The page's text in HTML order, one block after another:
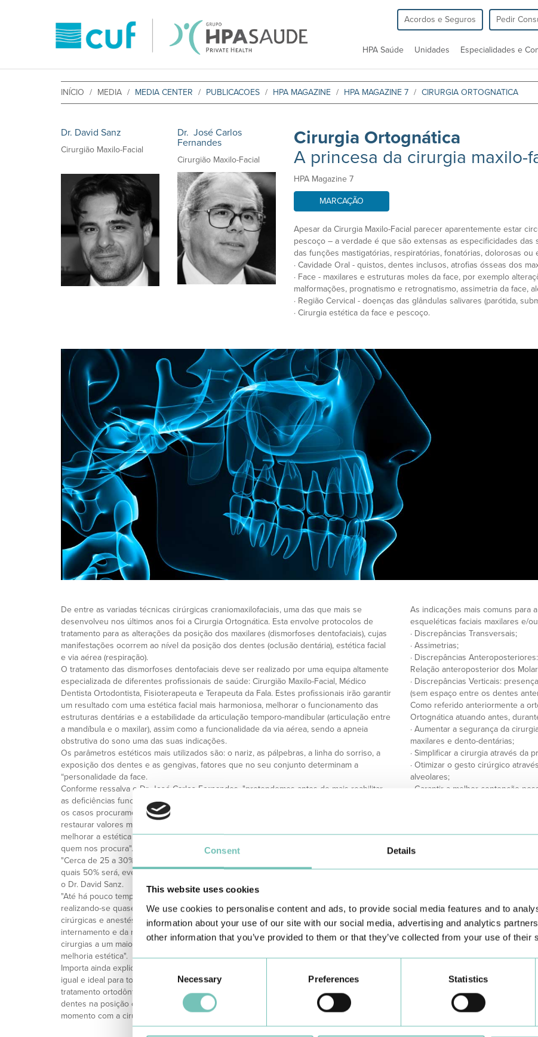
Consent Details
This website uses cookies
We use cookies to personalise content and ads, to provide social media features and to
information about your use of our site with our social media, advertising and analytics
other information that you’ve provided to them or that they’ve collected from your use of their
Consent
Selection
Necessary Preferences Statistics
Acordos e Seguros Pedir
HPA Saúde Unidades Especialidades e
INÍCIO MEDIA MEDIA CENTER PUBLICACOES HPA MAGAZINE HPA MAGAZINE 7 CIRURGIA ORTOGNATICA
Dr. David Sanz
Cirurgião Maxilo-Facial
Dr. José Carlos
Fernandes
Cirurgião Maxilo-Facial
Cirurgia Ortognática
A princesa da cirurgia maxilo-
HPA Magazine 7
MARCAÇÃO
Apesar da Cirurgia Maxilo-Facial parecer aparentemente estar
pescoço – a verdade é que são extensas as especificidades
das funções mastigatórias, respiratórias, fonatórias, dolorosas ou
· Cavidade Oral - quistos, dentes inclusos, atrofias ósseas dos
· Face - maxilares e estruturas moles da face, por exemplo
malformações, prognatismo e retrognatismo, assimetria da face,
· Região Cervical - doenças das glândulas salivares (parótida,
· Cirurgia estética da face e pescoço.
De entre as variadas técnicas cirúrgicas craniomaxilofaciais, uma das que mais se
desenvolveu nos últimos anos foi a Cirurgia Ortognática. Esta envolve protocolos de
tratamento para as alterações da posição dos maxilares (dismorfoses dentofaciais), cujas
manifestações ocorrem ao nível da posição dos dentes (oclusão dentária), estética facial
e via aérea (respiração).
O tratamento das dismorfoses dentofaciais deve ser realizado por uma equipa altamente
especializada de diferentes profissionais de saúde: Cirurgião Maxilo-Facial, Médico
Dentista Ortodontista, Fisioterapeuta e Terapeuta da Fala. Estes profissionais irão garantir
um resultado com uma estética facial mais harmoniosa, melhorar o funcionamento das
estruturas dentárias e a estabilidade da articulação temporo-mandibular (articulação entre
a mandíbula e o maxilar), assim como a funcionalidade da via aérea, sendo a apneia
obstrutiva do sono uma das suas indicações.
Os parâmetros estéticos mais utilizados são: o nariz, as pálpebras, a linha do sorriso, a
exposição dos dentes e as gengivas, fatores que no seu conjunto determinam a
“personalidade da face.
Conforme ressalva o Dr. José Carlos Fernandes, "pretendemos antes de mais reabilitar
as deficiências funcionais pelas quais os pacientes nos procuram, no entanto, em todos
os casos procuramos restabelecer a estética facial individual, não nos cingindo a
restaurar valores médios ou normativos da população. Ou seja, trabalhamos para
melhorar a estética e a função, mas mantemo-nos fiéis à identidade e personalidade de
quem nos procura".
"Cerca de 25 a 30% da população apresenta um grau variável de alteração facial, dos
quais 50% será, eventualmente, candidata a tratamento com Cirurgia Ortognática", adianta
o Dr. David Sanz.
"Até há pouco tempo, estes procedimentos cirúrgicos eram muito traumáticos,
realizando-se quase exclusivamente em casos extremos. Hoje, a evolução das técnicas
cirúrgicas e anestésicas, bem como dos materiais, permitem diminuir o tempo de
internamento e da recuperação pós-operatória, justificando a realização deste tipo de
cirurgias a um maior número de pessoas, inclusive as que pretendam apenas uma
melhoria estética".
Importa ainda explicar, refere o Dr. Sanz, "que apesar de não existir um protocolo fixo,
igual e ideal para todos os casos, a maioria necessita de realizar previamente um
tratamento ortodôntico (colocação de aparelho dentário), que facilite a colocação dos
dentes na posição correta antes da cirurgia. Noutras, é possível avançar no primeiro
momento com a cirurgia e depois em caso de necessidade recorrer ainda à ortodontia".
As indicações mais comuns para
esqueléticas faciais maxilares e/
· Discrepâncias Transversais;
· Assimetrias;
· Discrepâncias
Relação anteroposterior dos
· Discrepâncias Verticais:
(sem espaço entre os dentes
Como referido anteriormente a
Ortognática atuando antes,
· Aumentar a segurança da
maxilares e dento-dentárias;
· Simplificar a cirurgia através da
· Otimizar o gesto cirúrgico
alveolares;
· Garantir a melhor contenção
Desta forma, o ortodontista e o
diagnóstico e no planeamento
primeira inclui a opção do
ortopédico ou ortodôntico-
pode modificar e condicionar o
cirúrgicos. Nos adultos, onde o
é muitas vezes a melhor e única
O Grupo HPA Saúde conta com
competências diferenciadas nas
concretamente da cirurgia